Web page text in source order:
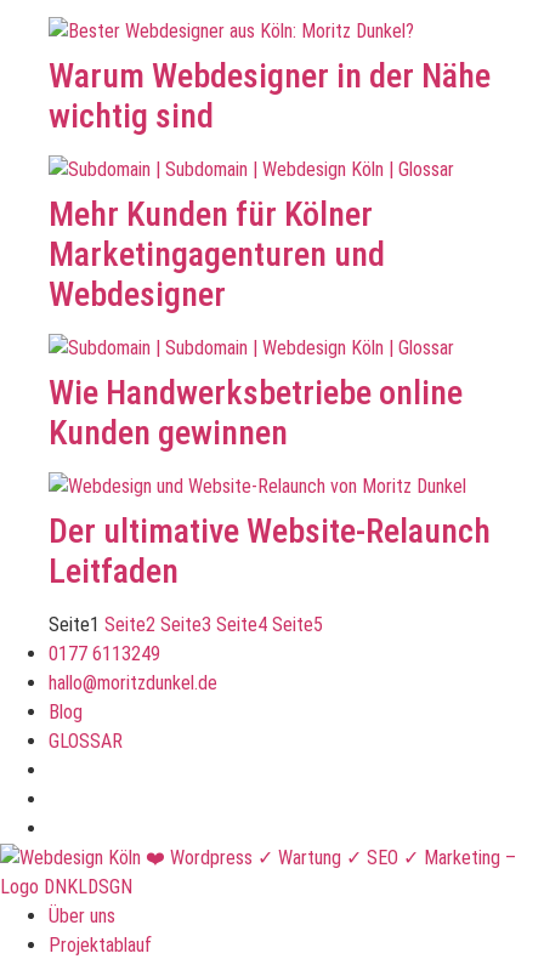
Warum Webdesigner in der Nähe
wichtig sind
Mehr Kunden für Kölner
Marketingagenturen und
Webdesigner
Wie Handwerksbetriebe online
Kunden gewinnen
Der ultimative Website-Relaunch
Leitfaden
Seite1 Seite2 Seite3 Seite4 Seite5
0177 6113249
hallo@moritzdunkel.de
Blog
GLOSSAR
Über uns
Projektablauf